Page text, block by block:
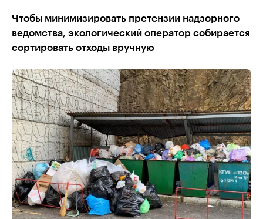
Чтобы минимизировать претензии надзорного
ведомства, экологический оператор собирается
сортировать отходы вручную